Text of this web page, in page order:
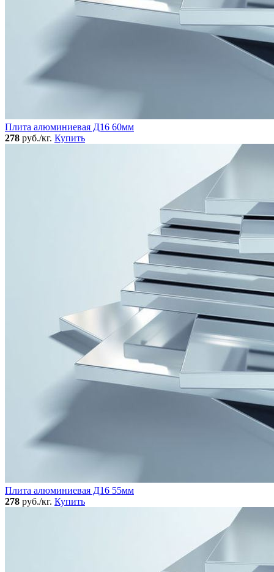
Плита алюминиевая Д16 60мм
278 руб./кг. Купить
Плита алюминиевая Д16 55мм
278 руб./кг. Купить